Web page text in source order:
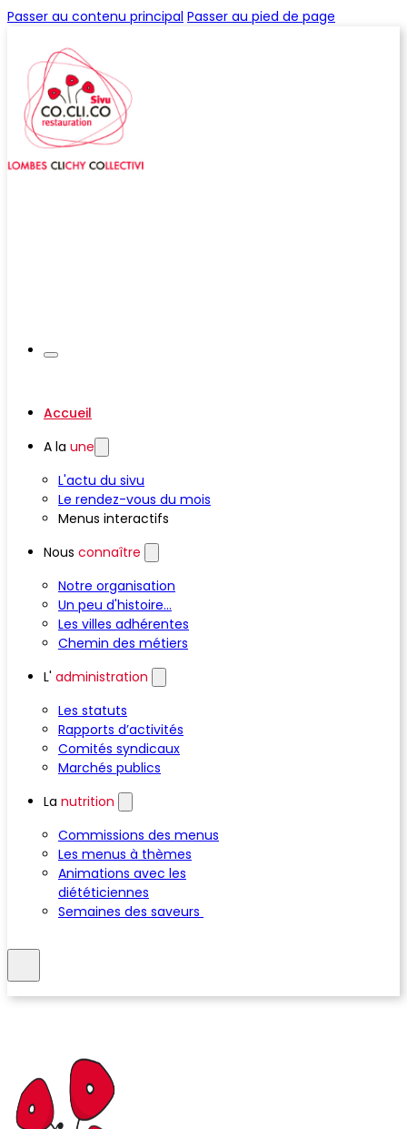
Passer au contenu principal Passer au pied de page
Accueil
A la une
L'actu du sivu
Le rendez-vous du mois
Menus interactifs
Nous connaître
Notre organisation
Un peu d'histoire...
Les villes adhérentes
Chemin des métiers
L' administration
Les statuts
Rapports d’activités
Comités syndicaux
Marchés publics
La nutrition
Commissions des menus
Les menus à thèmes
Animations avec les
diététiciennes
Semaines des saveurs